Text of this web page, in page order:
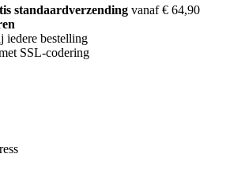
standaardverzending vanaf € 64,90
iedere bestelling
SSL-codering